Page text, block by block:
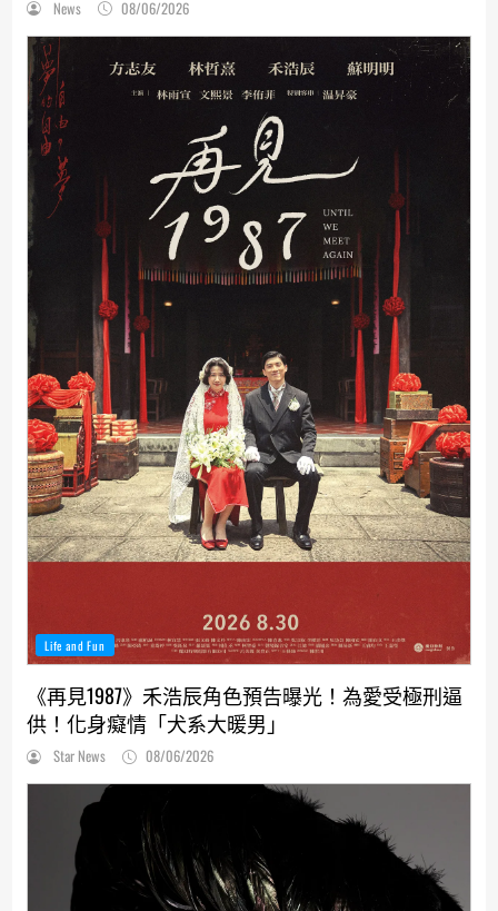
News 08/06/2026
Life and Fun
《再見1987》禾浩辰角色預告曝光！為愛受極刑逼
供！化身癡情「犬系大暖男」
Star News 08/06/2026